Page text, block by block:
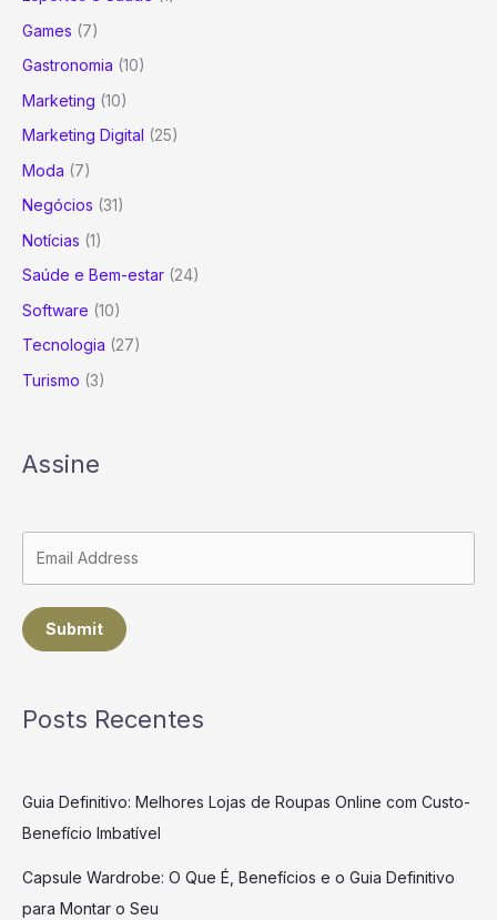
Games (7)
Gastronomia (10)
Marketing (10)
Marketing Digital (25)
Moda (7)
Negócios (31)
Notícias (1)
Saúde e Bem-estar (24)
Software (10)
Tecnologia (27)
Turismo (3)
Assine
Submit
Posts Recentes
Guia Definitivo: Melhores Lojas de Roupas Online com Custo-
Benefício Imbatível
Capsule Wardrobe: O Que É, Benefícios e o Guia Definitivo
para Montar o Seu